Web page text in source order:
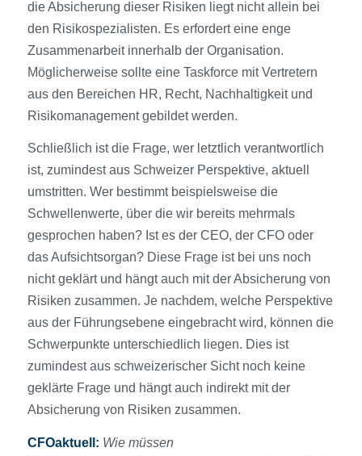
die Absicherung dieser Risiken liegt nicht allein bei
den Risikospezialisten. Es erfordert eine enge
Zusammenarbeit innerhalb der Organisation.
Möglicherweise sollte eine Taskforce mit Vertretern
aus den Bereichen HR, Recht, Nachhaltigkeit und
Risikomanagement gebildet werden.
Schließlich ist die Frage, wer letztlich verantwortlich
ist, zumindest aus Schweizer Perspektive, aktuell
umstritten. Wer bestimmt beispielsweise die
Schwellenwerte, über die wir bereits mehrmals
gesprochen haben? Ist es der CEO, der CFO oder
das Aufsichtsorgan? Diese Frage ist bei uns noch
nicht geklärt und hängt auch mit der Absicherung von
Risiken zusammen. Je nachdem, welche Perspektive
aus der Führungsebene eingebracht wird, können die
Schwerpunkte unterschiedlich liegen. Dies ist
zumindest aus schweizerischer Sicht noch keine
geklärte Frage und hängt auch indirekt mit der
Absicherung von Risiken zusammen.
CFOaktuell: Wie müssen